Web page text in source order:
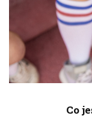
Co